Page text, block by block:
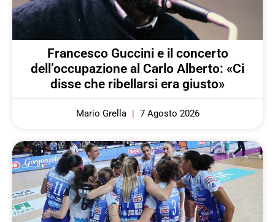
Francesco Guccini e il concerto
dell’occupazione al Carlo Alberto: «Ci
disse che ribellarsi era giusto»
Mario Grella 7 Agosto 2026